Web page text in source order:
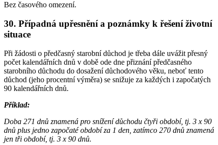
Bez časového omezení.
30. Případná upřesnění a poznámky k řešení životní
situace
Při žádosti o předčasný starobní důchod je třeba dále uvážit přesný
počet kalendářních dnů v době ode dne přiznání předčasného
starobního důchodu do dosažení důchodového věku, neboť tento
důchod (jeho procentní výměra) se snižuje za každých i započatých
90 kalendářních dnů.
Příklad:
Doba 271 dnů znamená pro snížení důchodu čtyři období, tj. 3 x 90
dnů plus jedno započaté období za 1 den, zatímco 270 dnů znamená
jen tři období, tj. 3 x 90 dnů.